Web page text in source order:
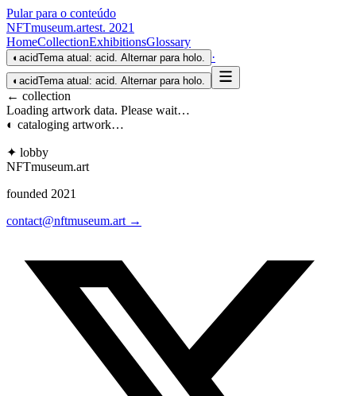
Pular para o conteúdo
NFTmuseum.artest. 2021
HomeCollectionExhibitionsGlossary
◐ acidTema atual: acid. Alternar para holo. ·
◐ acidTema atual: acid. Alternar para holo.
← collection
Loading artwork data. Please wait…
◐ cataloging artwork…
✦ lobby
NFTmuseum.art
founded 2021
contact@nftmuseum.art →